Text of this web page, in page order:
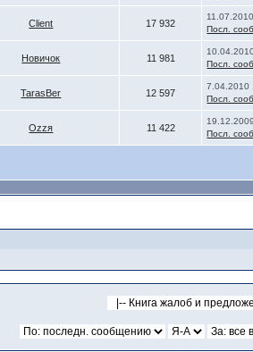
Client 17 932
Посл.
Новичок 11 981
Посл.
TarasBer 12 597
7.04.2010
Посл.
Ozzя 11 422
Посл.